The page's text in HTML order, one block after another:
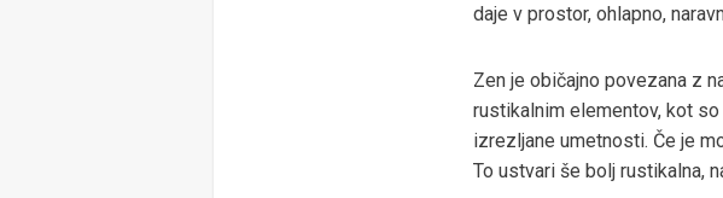
daje v prostor, ohlapno,
Zen je običajno povezana z
rustikalnim elementov, kot
izrezljane umetnosti. Če je
To ustvari še bolj rustikalna,